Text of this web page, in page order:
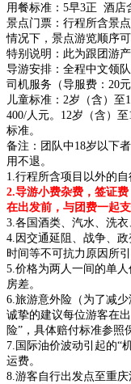
用餐标准： 5早3正 酒店
景点门票： 行程所含景
情况下，景点游览顺序
特别说明： 此为跟团游
导游安排： 全程中文领
司机服务（导服费：20
儿童标准： 2岁（含）至
400/人元。12岁（含）
标准。
备注：团队中18岁以下
用不退。
1.行程所含项目以外的自
2.导游小费杂费，签证费
在出发前，与团费一起支
3.各国酒类、汽水、洗
4.因交通延阻、战争、
时间等不可抗力原因所
5.价格为两人一间的单
房差。
6.旅游意外险（为了减
诚挚的建议每位游客在
险”，具体赔付标准参照
7.国际油价波动引起的“
运费。
8.游客自行出发点至重庆